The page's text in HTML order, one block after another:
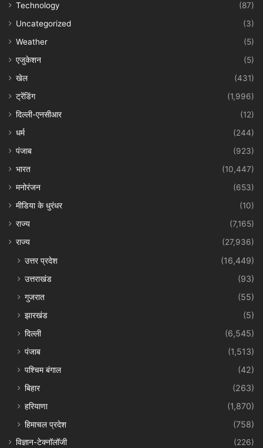
Technology
(87)
Uncategorized
(3)
Weather
(5)
एजुकेशन
(5)
खेल
(431)
ट्रेंडिंग
(1,996)
दिल्ली-एनसीआर
(12)
धर्म
(244)
पंजाब
(923)
भारत
(10,447)
मनोरंजन
(653)
मीडिया के धुरंधर
(10)
राज्य
(7,165)
राज्य
(27,936)
उत्तर प्रदेश
(16,449)
उत्तराखंड
(93)
गुजरात
(55)
झारखंड
(5)
दिल्ली
(6,545)
पंजाब
(1,513)
पश्चिम बंगाल
(42)
बिहार
(263)
हरियाणा
(1,870)
हिमाचल प्रदेश
(758)
विज्ञान-टेक्नॉलॉजी
(226)